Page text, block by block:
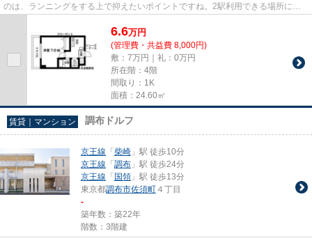
のは、ランニングをする上で抑えたいポイントですね。2駅利用できる場所にあ
6.6万円
(管理費・共益費 8,000円)
敷：7万円｜礼：0万円
所在階：4階
間取り：1K
面積：24.60㎡
賃貸｜マンション 調布ドルフ
京王線 「 柴崎 」駅 徒歩10分
京王線 「 調布 」駅 徒歩24分
京王線 「 国領 」駅 徒歩13分
東京都調布市佐須町 ４丁目
-
築年数：築22年
階数：3階建